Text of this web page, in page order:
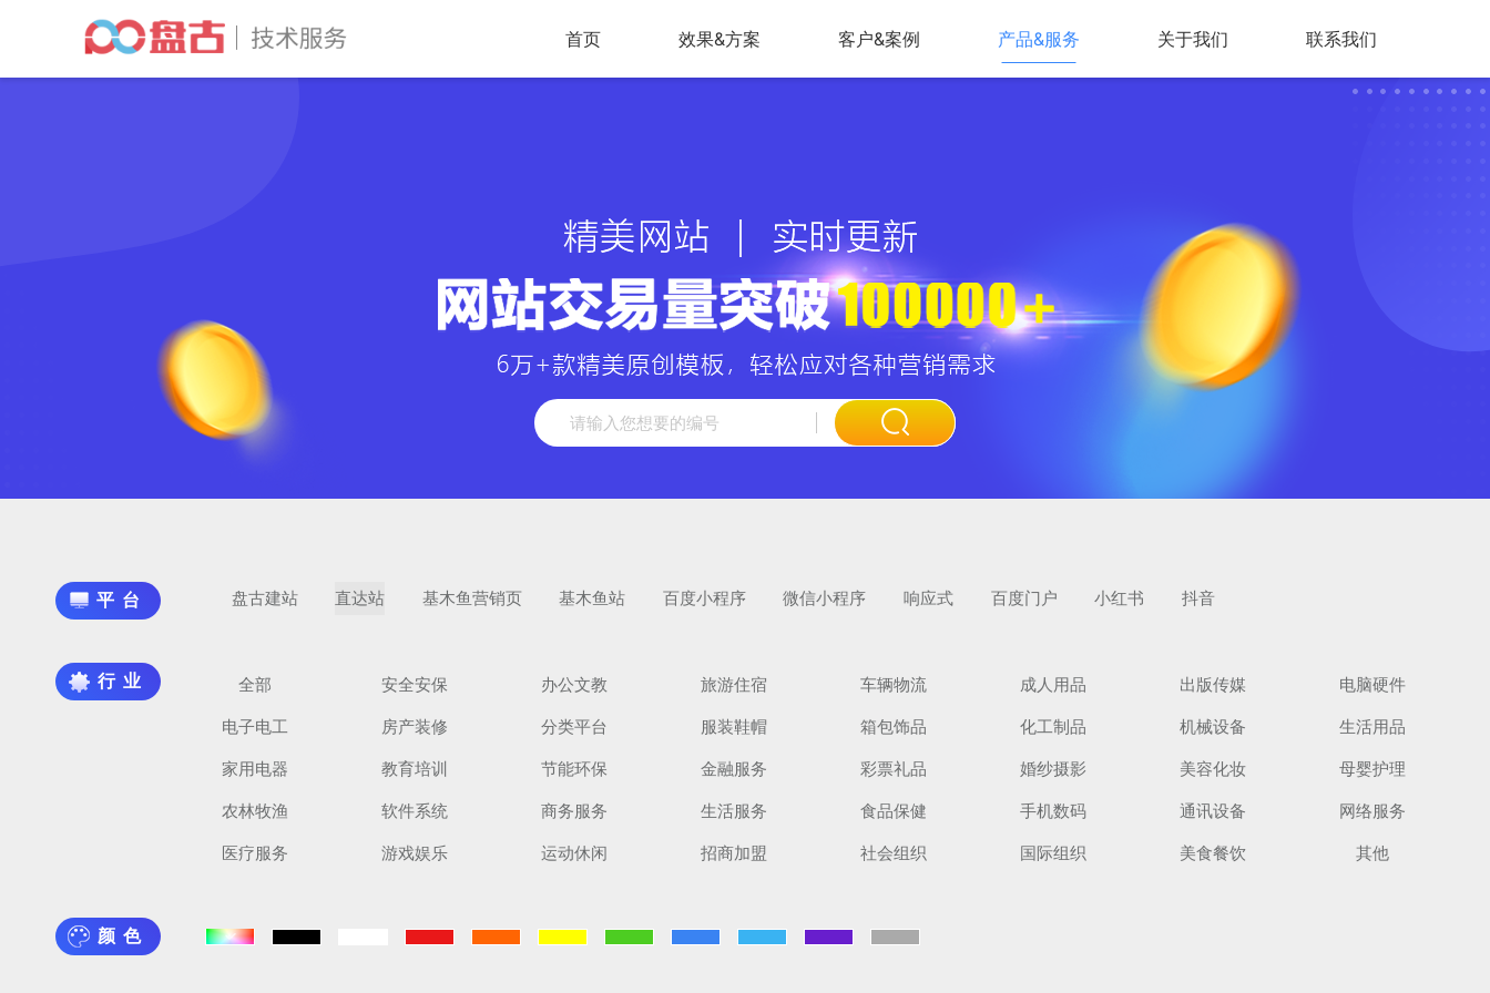
首页 效果&方案 客户&案例 产品&服务 关于我们 联系我们
平台 盘古建站 直达站 基木鱼营销页 基木鱼站 百度小程序 微信小程序 响应式 百度门户 小红书 抖音
行业 全部 安全安保 办公文教 旅游住宿 车辆物流 成人用品 出版传媒
电脑硬件
电子电工
房产装修 分类平台 服装鞋帽 箱包饰品 化工制品 机械设备
生活用品
家用电器
教育培训 节能环保 金融服务 彩票礼品 婚纱摄影 美容化妆
母婴护理
农林牧渔
软件系统 商务服务 生活服务 食品保健 手机数码 通讯设备
网络服务
医疗服务
游戏娱乐 运动休闲 招商加盟 社会组织 国际组织 美食餐饮 其他
颜色